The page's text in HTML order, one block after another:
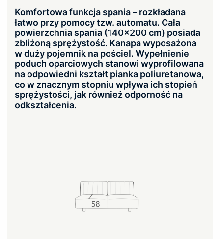
Komfortowa funkcja spania – rozkładana
łatwo przy pomocy tzw. automatu. Cała
powierzchnia spania (140×200 cm) posiada
zbliżoną sprężystość. Kanapa wyposażona
w duży pojemnik na pościel. Wypełnienie
poduch oparciowych stanowi wyprofilowana
na odpowiedni kształt pianka poliuretanowa,
co w znacznym stopniu wpływa ich stopień
sprężystości, jak również odporność na
odkształcenia.